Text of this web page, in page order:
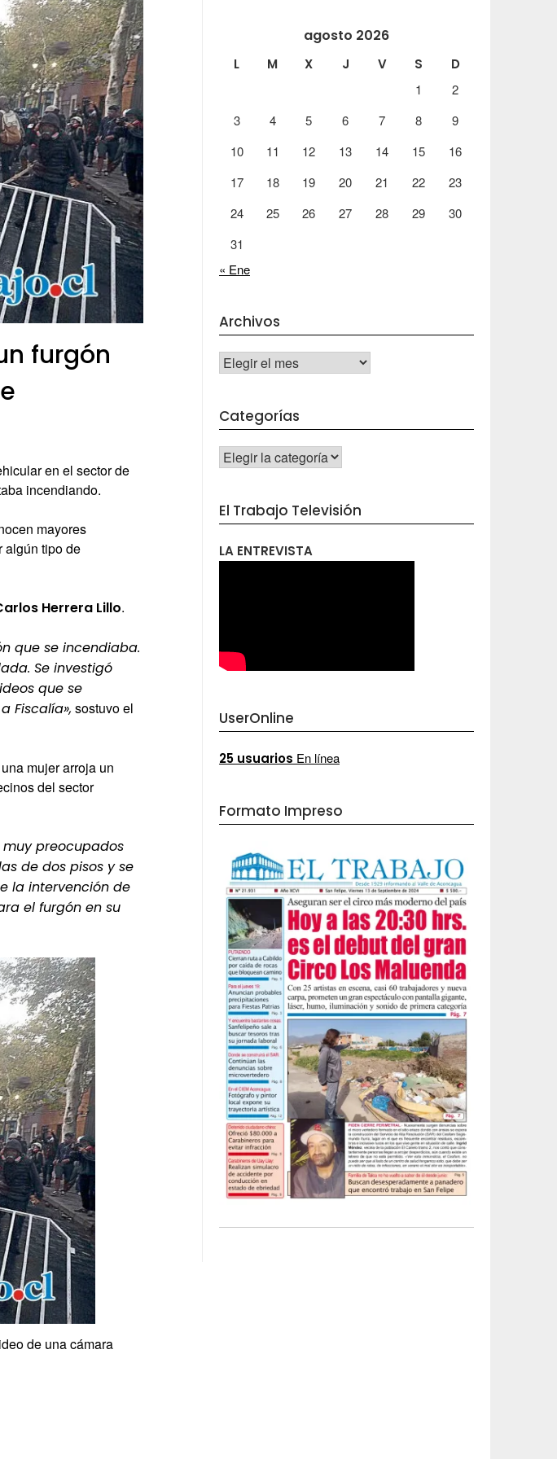
furgón
en el sector de
incendiando.
mayores
algún tipo de
Herrera Lillo.
que se incendiaba.
Se investigó
que se
Fiscalía», sostuvo el
mujer arroja un
del sector
preocupados
de dos pisos y se
la intervención de
el furgón en su
de una cámara
agosto 2026
L M X J V S
D
1
2
3
4 5 6 7 8
9
10
11 12 13 14 15
16
17
18 19 20 21 22
23
24
25 26 27 28 29
30
31
« Ene
Archivos
Archivos
Categorías
CATEGORÍAS
El Trabajo Televisión
LA ENTREVISTA
UserOnline
25 usuarios En línea
Formato Impreso